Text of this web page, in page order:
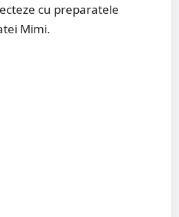
cu preparatele
Mimi.